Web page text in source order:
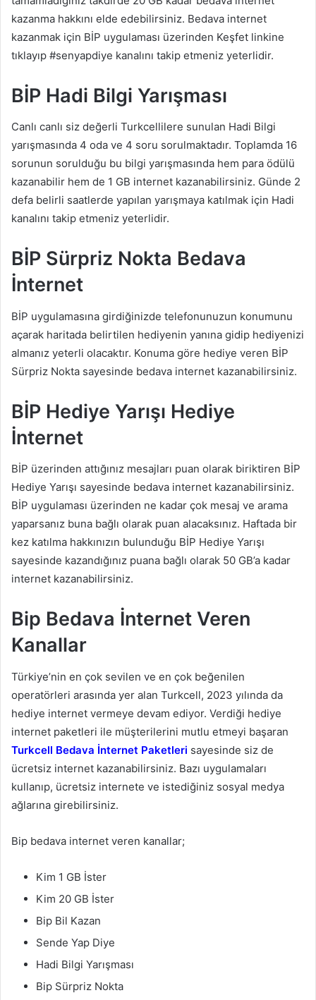
kazanma hakkını elde edebilirsiniz. Bedava internet
kazanmak için BİP uygulaması üzerinden Keşfet linkine
tıklayıp #senyapdiye kanalını takip etmeniz yeterlidir.
BİP Hadi Bilgi Yarışması
Canlı canlı siz değerli Turkcellilere sunulan Hadi Bilgi
yarışmasında 4 oda ve 4 soru sorulmaktadır. Toplamda 16
sorunun sorulduğu bu bilgi yarışmasında hem para ödülü
kazanabilir hem de 1 GB internet kazanabilirsiniz. Günde 2
defa belirli saatlerde yapılan yarışmaya katılmak için Hadi
kanalını takip etmeniz yeterlidir.
BİP Sürpriz Nokta Bedava
İnternet
BİP uygulamasına girdiğinizde telefonunuzun konumunu
açarak haritada belirtilen hediyenin yanına gidip hediyenizi
almanız yeterli olacaktır. Konuma göre hediye veren BİP
Sürpriz Nokta sayesinde bedava internet kazanabilirsiniz.
BİP Hediye Yarışı Hediye
İnternet
BİP üzerinden attığınız mesajları puan olarak biriktiren BİP
Hediye Yarışı sayesinde bedava internet kazanabilirsiniz.
BİP uygulaması üzerinden ne kadar çok mesaj ve arama
yaparsanız buna bağlı olarak puan alacaksınız. Haftada bir
kez katılma hakkınızın bulunduğu BİP Hediye Yarışı
sayesinde kazandığınız puana bağlı olarak 50 GB’a kadar
internet kazanabilirsiniz.
Bip Bedava İnternet Veren
Kanallar
Türkiye’nin en çok sevilen ve en çok beğenilen
operatörleri arasında yer alan Turkcell, 2023 yılında da
hediye internet vermeye devam ediyor. Verdiği hediye
internet paketleri ile müşterilerini mutlu etmeyi başaran
Turkcell Bedava İnternet Paketleri sayesinde siz de
ücretsiz internet kazanabilirsiniz. Bazı uygulamaları
kullanıp, ücretsiz internete ve istediğiniz sosyal medya
ağlarına girebilirsiniz.
Bip bedava internet veren kanallar;
Kim 1 GB İster
Kim 20 GB İster
Bip Bil Kazan
Sende Yap Diye
Hadi Bilgi Yarışması
Bip Sürpriz Nokta